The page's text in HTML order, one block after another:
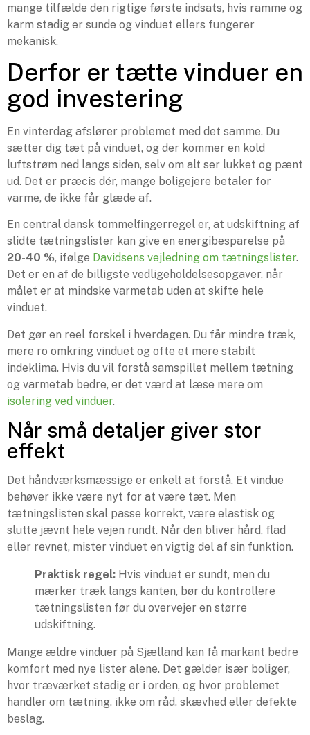
mange tilfælde den rigtige første indsats, hvis ramme og
karm stadig er sunde og vinduet ellers fungerer
mekanisk.
Derfor er tætte vinduer en
god investering
En vinterdag afslører problemet med det samme. Du
sætter dig tæt på vinduet, og der kommer en kold
luftstrøm ned langs siden, selv om alt ser lukket og pænt
ud. Det er præcis dér, mange boligejere betaler for
varme, de ikke får glæde af.
En central dansk tommelfingerregel er, at udskiftning af
slidte tætningslister kan give en energibesparelse på
20-40 %, ifølge Davidsens vejledning om tætningslister.
Det er en af de billigste vedligeholdelsesopgaver, når
målet er at mindske varmetab uden at skifte hele
vinduet.
Det gør en reel forskel i hverdagen. Du får mindre træk,
mere ro omkring vinduet og ofte et mere stabilt
indeklima. Hvis du vil forstå samspillet mellem tætning
og varmetab bedre, er det værd at læse mere om
isolering ved vinduer.
Når små detaljer giver stor
effekt
Det håndværksmæssige er enkelt at forstå. Et vindue
behøver ikke være nyt for at være tæt. Men
tætningslisten skal passe korrekt, være elastisk og
slutte jævnt hele vejen rundt. Når den bliver hård, flad
eller revnet, mister vinduet en vigtig del af sin funktion.
Praktisk regel: Hvis vinduet er sundt, men du
mærker træk langs kanten, bør du kontrollere
tætningslisten før du overvejer en større
udskiftning.
Mange ældre vinduer på Sjælland kan få markant bedre
komfort med nye lister alene. Det gælder især boliger,
hvor træværket stadig er i orden, og hvor problemet
handler om tætning, ikke om råd, skævhed eller defekte
beslag.